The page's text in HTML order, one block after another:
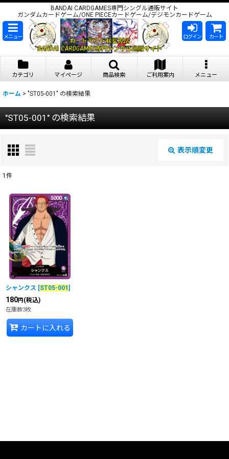
BANDAI CARDGAMES専門シングル通販サイト
ガンダムカードゲーム/ONE PIECEカードゲーム/デジモンカードゲーム
メニュー ログイン カート
カテゴリ マイページ 商品検索 ご利用案内 メニュー
ホーム > "ST05-001" の検索結果
"ST05-001" の検索結果
表示順変更
表示数:
在庫あり
並び順:
カテゴリ:
特集:
1 件
シャンクス [ST05-001 ]
180円 (税込)
在庫数3枚
カートに入れる